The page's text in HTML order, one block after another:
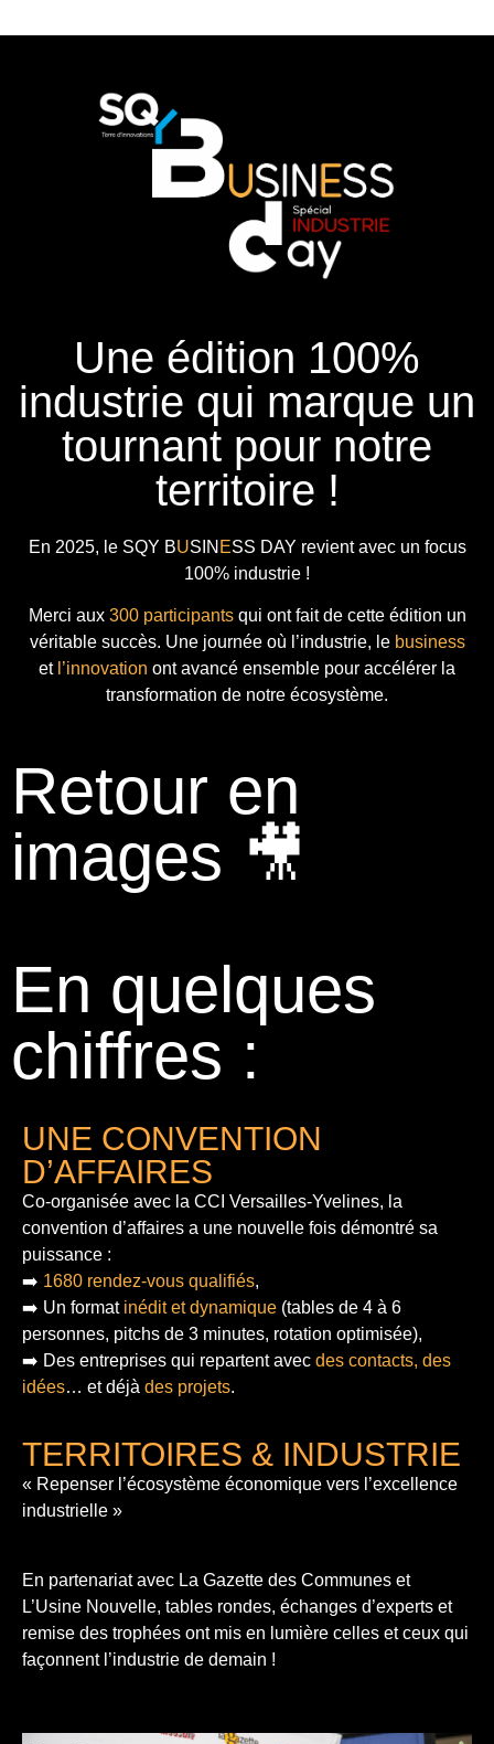
Une édition 100%
industrie qui marque un
tournant pour notre
territoire !
En 2025, le SQY BUSIN ESS DAY revient avec un focus
100% industrie !
Merci aux 300 participantsqui ont fait de cette édition un
véritable succès. Une journée où l’industrie, le business
et l’innovation ont avancé ensemble pour accélérer la
transformation de notre écosystème.
Retour en
images 🎥
En quelques
chiffres :
UNE CONVENTION
D’AFFAIRES
Co-organisée avec la CCI Versailles-Yvelines, la
convention d’affaires a une nouvelle fois démontré sa
puissance :
➡️ 1680 rendez-vous qualifiés,
➡️ Un format inédit et dynamique (tables de 4 à 6
personnes, pitchs de 3 minutes, rotation optimisée),
➡️ Des entreprises qui repartent avec des contacts, des
idées… et déjà des projets.
TERRITOIRES & INDUSTRIE
« Repenser l’écosystème économique vers l’excellence
industrielle »
En partenariat avec La Gazette des Communes et
L’Usine Nouvelle, tables rondes, échanges d’experts et
remise des trophées ont mis en lumière celles et ceux qui
façonnent l’industrie de demain !